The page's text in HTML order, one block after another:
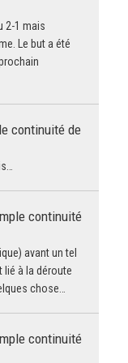
2-1 mais
Le but a été
continuité de
continuité
avant un tel
lié à la déroute
chose…
continuité